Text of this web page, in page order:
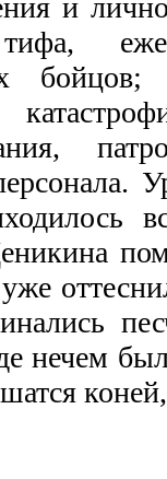
и
нечем